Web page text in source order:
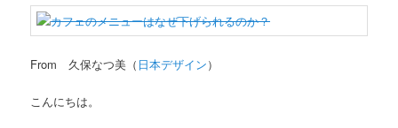
From 久保なつ美（ 日本デザイン）
こんにちは。